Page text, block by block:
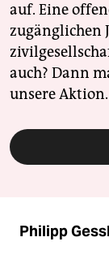
auf. Eine
zugänglichen
auch? Dann
unsere Aktion.
Philipp